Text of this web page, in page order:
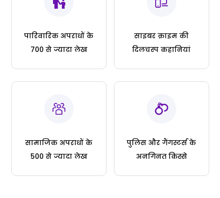
पारिवारिक अपराधों के
700 से ज्यादा लेख
साइबर क्राइम की
दिलचस्प कहानियां
सामाजिक अपराधों के
500 से ज्यादा लेख
पुलिस और गैंगस्टर्स के
अनगिनत किस्से